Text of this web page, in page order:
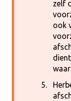
zelf
ook